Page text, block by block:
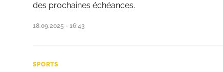
des prochaines échéances.
18.09.2025 - 16:43
SPORTS